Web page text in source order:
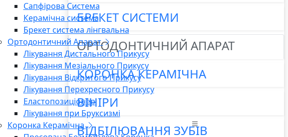
Сапфірова Система
Керамічна система
Брекет система лінгвальна
Ортодонтичний Апарат
Лікування Дистального Прикусу
Лікування Мезіального Прикусу
Лікування Відкритого Прикусу
Лікування Перехресного Прикусу
Еластопозиціонер
Лікування при Бруксизмі
Коронка Керамічна
БРЕКЕТ СИСТЕМИ
ОРТОДОНТИЧНИЙ АПАРАТ
КОРОНКА КЕРАМІЧНА
ВІНІРИ
ВІДБІЛЮВАННЯ ЗУБІВ